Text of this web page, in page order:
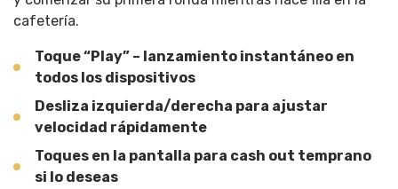
cafetería.
Toque “Play” – lanzamiento instantáneo en
todos los dispositivos
Desliza izquierda/derecha para ajustar
velocidad rápidamente
Toques en la pantalla para cash out temprano
si lo deseas